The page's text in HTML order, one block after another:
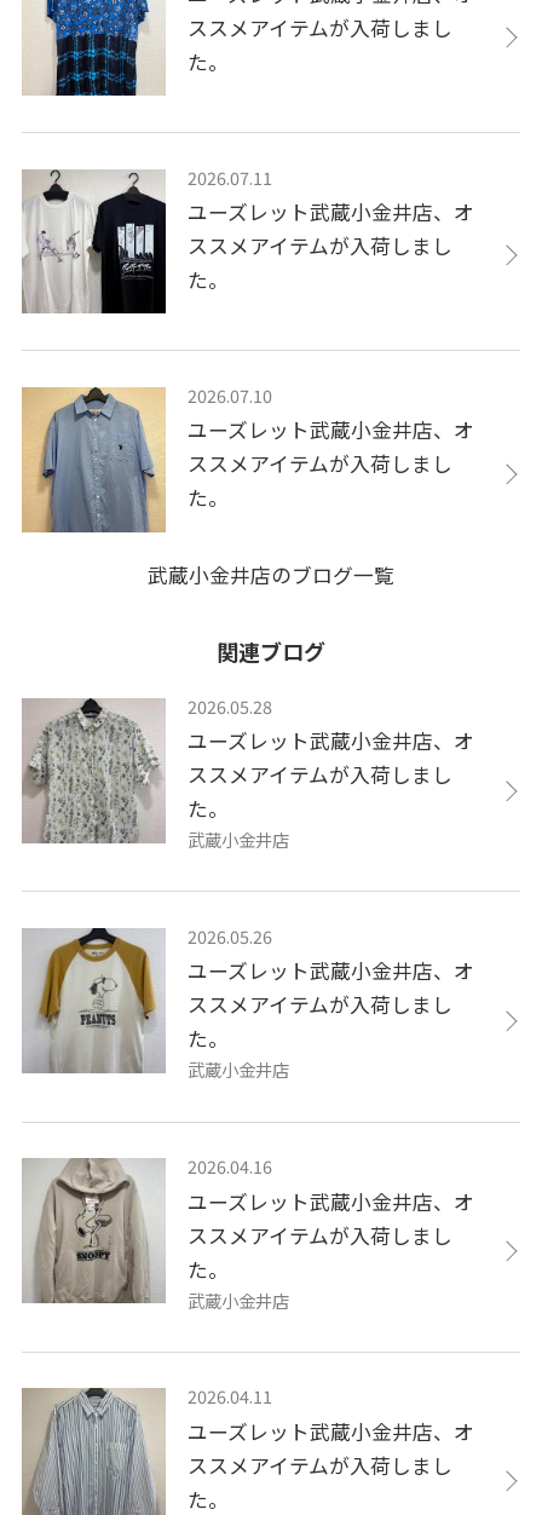
ススメアイテムが入荷しまし
た。
2026.07.11
ユーズレット武蔵小金井店、オ
ススメアイテムが入荷しまし
た。
2026.07.10
ユーズレット武蔵小金井店、オ
ススメアイテムが入荷しまし
た。
武蔵小金井店のブログ一覧
関連ブログ
2026.05.28
ユーズレット武蔵小金井店、オ
ススメアイテムが入荷しまし
た。
武蔵小金井店
2026.05.26
ユーズレット武蔵小金井店、オ
ススメアイテムが入荷しまし
た。
武蔵小金井店
2026.04.16
ユーズレット武蔵小金井店、オ
ススメアイテムが入荷しまし
た。
武蔵小金井店
2026.04.11
ユーズレット武蔵小金井店、オ
ススメアイテムが入荷しまし
た。